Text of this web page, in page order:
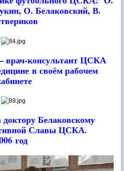
О. Белаковский, В.
врач-консультант ЦСКА
в своём рабочем
Белаковскому
Славы ЦСКА.
год